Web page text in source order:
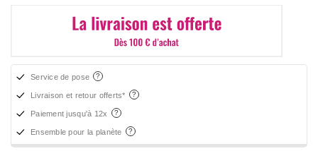
Service de pose
Livraison et retour offerts*
Paiement jusqu'à 12x
Ensemble pour la planète